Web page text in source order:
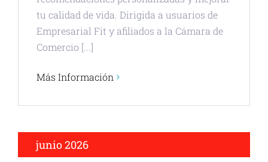
tu calidad de vida. Dirigida a usuarios de
Empresarial Fit y afiliados a la Cámara de
Comercio [...]
Más Información
junio 2026